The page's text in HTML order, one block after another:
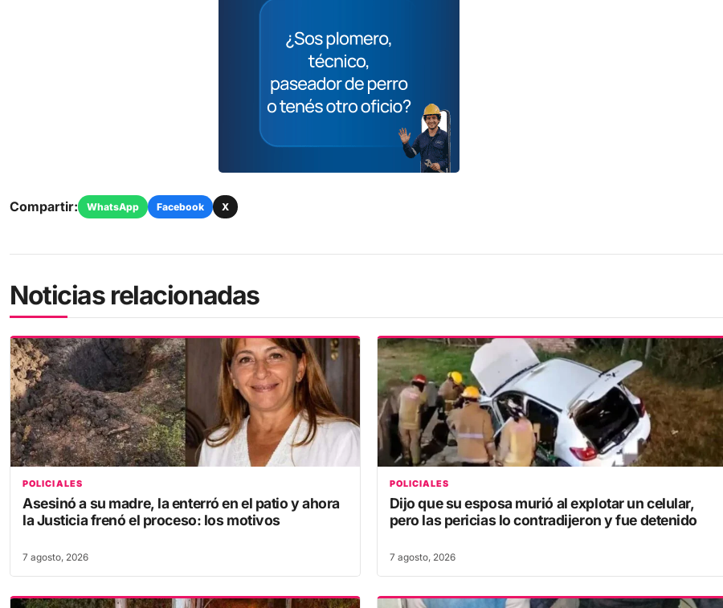
Compartir: WhatsApp Facebook X
Noticias relacionadas
POLICIALES
Asesinó a su madre, la enterró en el patio y ahora
la Justicia frenó el proceso: los motivos
7 agosto, 2026
POLICIALES
Dijo que su esposa murió al explotar un celular,
pero las pericias lo contradijeron y fue detenido
7 agosto, 2026